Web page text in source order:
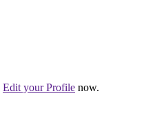
Edit your Profile now.